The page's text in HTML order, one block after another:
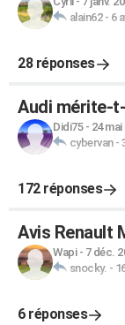
alain62- 6
28 réponses
Audi mérite-
Didi75- 24 mai
cybervan-
172 réponses
Avis Renault
Wapi- 7 déc.
snocky. -
6 réponses